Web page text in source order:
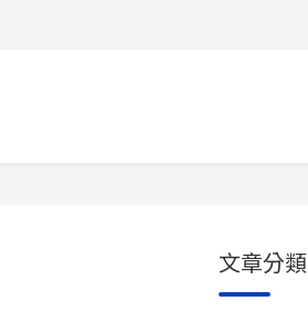
文章分類